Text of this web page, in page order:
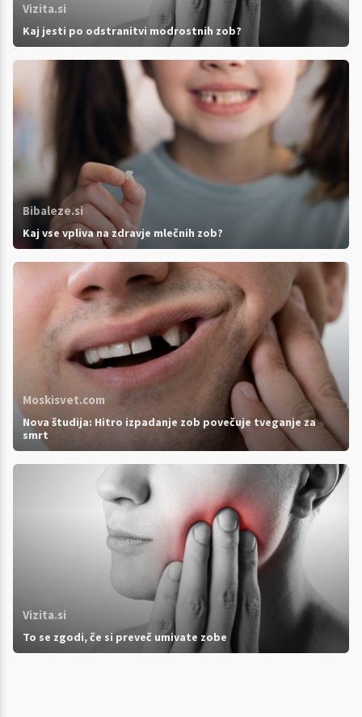
Vizita.si
Kaj jesti po odstranitvi modrostnih zob?
Bibaleze.si
Kaj vse vpliva na zdravje mlečnih zob?
Moskisvet.com
Nova študija: Hitro izpadanje zob povečuje tveganje za
smrt
Vizita.si
To se zgodi, če si preveč umivate zobe